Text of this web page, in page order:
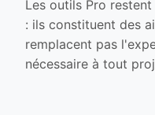
Les outils Pro
: ils constituent des
remplacent pas
nécessaire à tout